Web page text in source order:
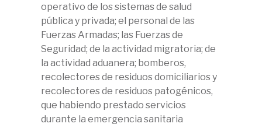
operativo de los sistemas de salud
pública y privada; el personal de las
Fuerzas Armadas; las Fuerzas de
Seguridad; de la actividad migratoria; de
la actividad aduanera; bomberos,
recolectores de residuos domiciliarios y
recolectores de residuos patogénicos,
que habiendo prestado servicios
durante la emergencia sanitaria